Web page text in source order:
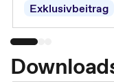
Exklusivbeitrag